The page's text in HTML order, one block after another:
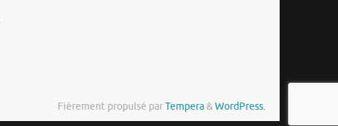
Fièrement propulsé parTempera&WordPress.